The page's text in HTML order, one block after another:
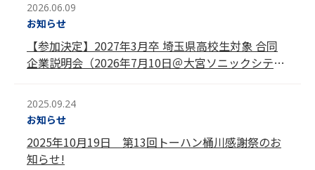
2026.06.09
お知らせ
【参加決定】2027年3月卒 埼玉県高校生対象 合同
企業説明会（2026年7月10日＠大宮ソニックシテ
2025.09.24
お知らせ
2025年10月19日 第13回トーハン桶川感謝祭のお
知らせ!